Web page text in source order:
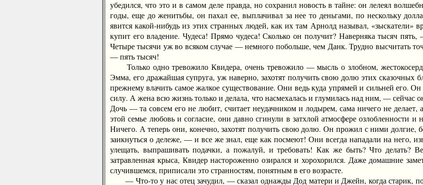
убедился, что это и в самом деле правда, но сохранил новость в тайне: он лелеял
годы, еще до женитьбы, он пахал ее, выплачивал за нее то деньгами, по нескольку
явится какой-нибудь из этих странных людей, как их там Арнолд называл, «зыскатели»
купит его владение. Чудеса! Прямо чудеса! Сколько он получит? Наверняка тысяч
Четыре тысячи уж во всяком случае — немного побольше, чем Данк. Трудно высчитать
— пять тысяч!
Только одно тревожило Квидера, очень тревожило — мысль о злобном,
Эмма, его дражайшая супруга, уж наверно, захотят получить свою долю этих сказочных
прежнему влачить самое жалкое существование. Они ведь куда упрямей и сильней его.
силу. А жена всю жизнь только и делала, что насмехалась и глумилась над ним, —
Дочь — та совсем его не любит, считает неудачником и лодырем, сама ничего не
этой семье любовь и согласие, они давно сгинули в затхлой атмосфере озлобленности
Ничего. А теперь они, конечно, захотят получить свою долю. Он прожил с ними долгие,
заикнуться о дележе, — и все же знал, еще как посмеют! Они всегда нападали на него,
улещать, выпрашивать подачки, а пожалуй, и требовать! Как же быть? Что делать?
затравленная крыса, Квидер настороженно озирался и хорохорился. Даже домашние
случившемся, приписали это странностям, понятным в его возрасте.
— Что-то у нас отец зачудил, — сказал однажды Дод матери и Джейн, когда старик,